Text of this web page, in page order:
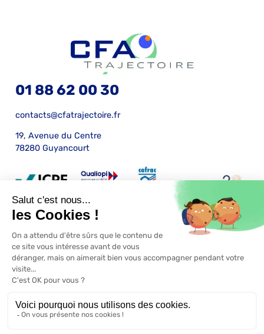
01 88 62 00 30
contacts@cfatrajectoire.fr
19, Avenue du Centre
78280 Guyancourt
Mentions légales Certification QualiopiRGPD
S'inscrire
Une réalisation ekole.fret CFA Trajectoire
Engagé pour l’environnement : compensation de l’impact
carbone de notre site internet